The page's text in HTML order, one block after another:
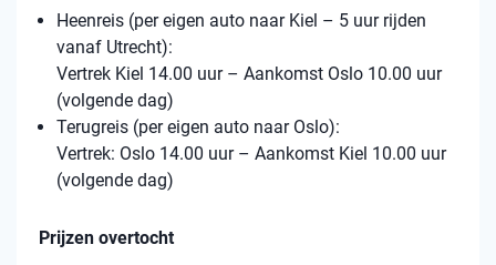
Heenreis (per eigen auto naar Kiel – 5 uur rijden
vanaf Utrecht):
Vertrek Kiel 14.00 uur – Aankomst Oslo 10.00 uur
(volgende dag)
Terugreis (per eigen auto naar Oslo):
Vertrek: Oslo 14.00 uur – Aankomst Kiel 10.00 uur
(volgende dag)
Prijzen overtocht